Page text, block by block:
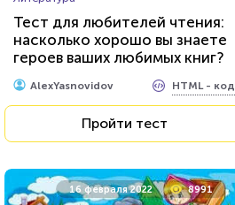
Тест для любителей чтения:
насколько хорошо вы знаете
героев ваших любимых книг?
AlexYasnovidov HTML - код
Пройти тест
16 февраля 2022 8991